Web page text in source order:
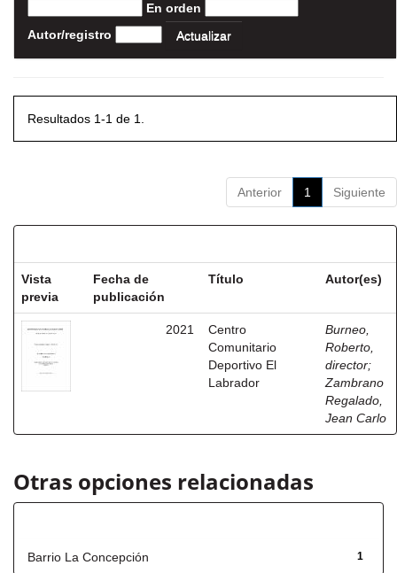
En orden
Autor/registro
Resultados 1-1 de 1.
Anterior 1 Siguiente
Vista
previa
Fecha de
publicación
Título Autor(es)
2021
Centro
Comunitario
Deportivo El
Labrador
Burneo,
Roberto,
director;
Zambrano
Regalado,
Jean Carlo
Otras opciones relacionadas
1
Barrio La Concepción